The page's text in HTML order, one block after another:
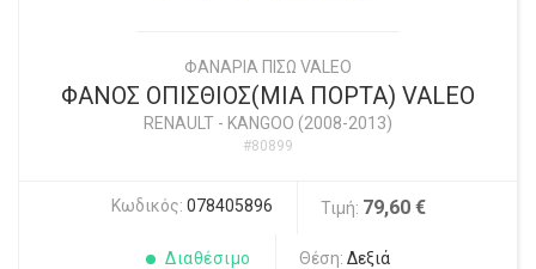
ΦΑΝΑΡΙΑ ΠΙΣΩ VALEO
ΦΑΝΟΣ ΟΠΙΣΘΙΟΣ(ΜΙΑ ΠΟΡΤΑ) VALEO
RENAULT - KANGOO (2008-2013)
#80899
Κωδικός: 078405896 Τιμή: 79,60 €
Διαθέσιμο Θέση: Δεξιά